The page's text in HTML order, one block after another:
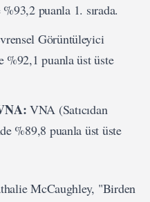
puanla 1. sırada.
Görüntüleyici
%92,1 puanla üst üste
VNA (Satıcıdan
%89,8 puanla üst üste
McCaughley, "Birden